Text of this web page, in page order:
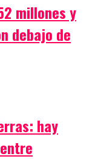
millones y
debajo de
hay